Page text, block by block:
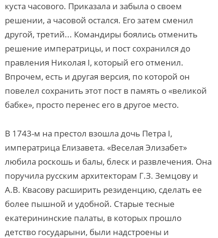
куста часового. Приказала и забыла о своем
решении, а часовой остался. Его затем сменил
другой, третий... Командиры боялись отменить
решение императрицы, и пост сохранился до
правления Николая I, который его отменил.
Впрочем, есть и другая версия, по которой он
повелел сохранить этот пост в память о «великой
бабке», просто перенес его в другое место.
В 1743-м на престол взошла дочь Петра I,
императрица Елизавета. «Веселая Элизабет»
любила роскошь и балы, блеск и развлечения. Она
поручила русским архитекторам Г.З. Земцову и
А.В. Квасову расширить резиденцию, сделать ее
более пышной и удобной. Старые тесные
екатерининские палаты, в которых прошло
детство государыни, были надстроены и